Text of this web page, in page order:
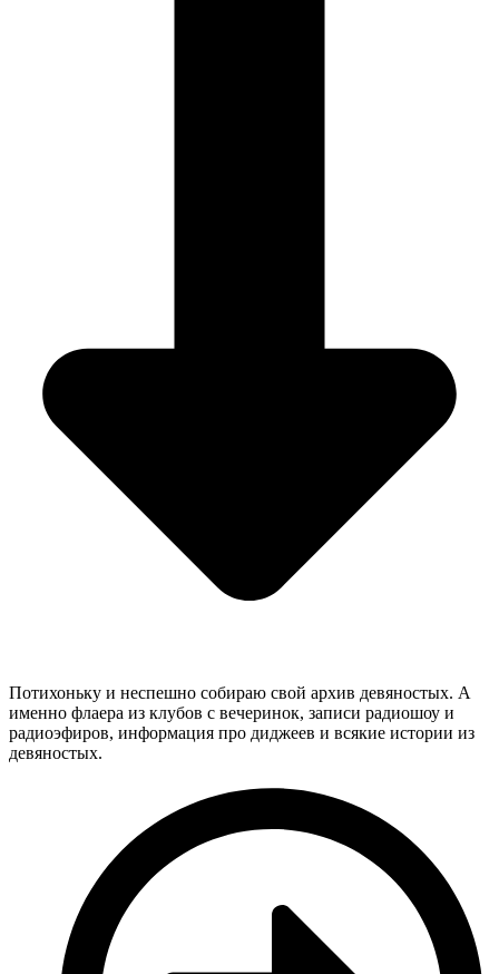
Потихоньку и неспешно собираю свой архив девяностых. А
именно флаера из клубов с вечеринок, записи радиошоу и
радиоэфиров, информация про диджеев и всякие истории из
девяностых.